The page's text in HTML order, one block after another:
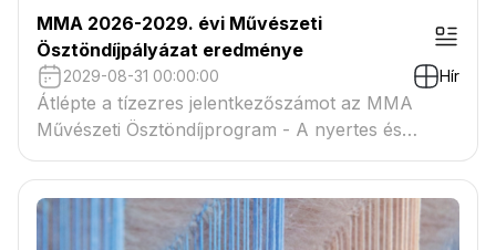
MMA 2026-2029. évi Művészeti
Ösztöndíjpályázat eredménye
2029-08-31 00:00:00 Hír
Átlépte a tízezres jelentkezőszámot az MMA
Művészeti Ösztöndíjprogram - A nyertes és
tartaléklistás pályázók névsora megtekinthető a
csatolmányban